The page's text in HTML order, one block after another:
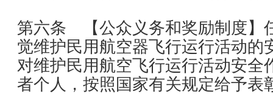
第六条 【公众义务和奖励制度】
觉维护民用航空器飞行运行活动的
对维护民用航空飞行运行活动安全
者个人，按照国家有关规定给予表